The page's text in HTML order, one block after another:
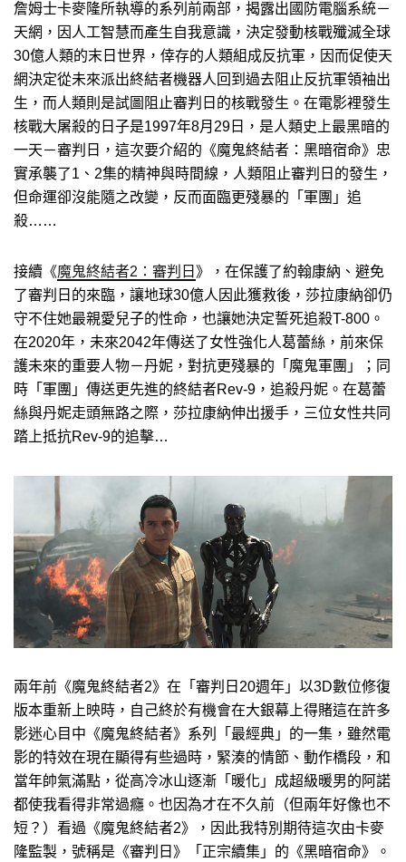
詹姆士卡麥隆所執導的系列前兩部，揭露出國防電腦系統－
天網，因人工智慧而產生自我意識，決定發動核戰殲滅全球
30億人類的末日世界，倖存的人類組成反抗軍，因而促使天
網決定從未來派出終結者機器人回到過去阻止反抗軍領袖出
生，而人類則是試圖阻止審判日的核戰發生。在電影裡發生
核戰大屠殺的日子是1997年8月29日，是人類史上最黑暗的
一天－審判日，這次要介紹的《魔鬼終結者：黑暗宿命》忠
實承襲了1、2集的精神與時間線，人類阻止審判日的發生，
但命運卻沒能隨之改變，反而面臨更殘暴的「軍團」追
殺……
接續《魔鬼終結者2：審判日 》，在保護了約翰康納、避免
了審判日的來臨，讓地球30億人因此獲救後，莎拉康納卻仍
守不住她最親愛兒子的性命，也讓她決定誓死追殺T-800。
在2020年，未來2042年傳送了女性強化人葛蕾絲，前來保
護未來的重要人物－丹妮，對抗更殘暴的「魔鬼軍團」；同
時「軍團」傳送更先進的終結者Rev-9，追殺丹妮。在葛蕾
絲與丹妮走頭無路之際，莎拉康納伸出援手，三位女性共同
踏上抵抗Rev-9的追擊…
兩年前《魔鬼終結者2》在「審判日20週年」以3D數位修復
版本重新上映時，自己終於有機會在大銀幕上得賭這在許多
影迷心目中《魔鬼終結者》系列「最經典」的一集，雖然電
影的特效在現在顯得有些過時，緊湊的情節、動作橋段，和
當年帥氣滿點，從高冷冰山逐漸「暖化」成超級暖男的阿諾
都使我看得非常過癮。也因為才在不久前（但兩年好像也不
短？）看過《魔鬼終結者2》，因此我特別期待這次由卡麥
隆監製，號稱是《審判日》「正宗續集」的《黑暗宿命》。